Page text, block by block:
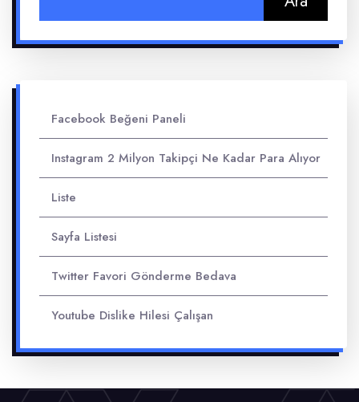
Facebook Beğeni Paneli
Instagram 2 Milyon Takipçi Ne Kadar Para Alıyor
Liste
Sayfa Listesi
Twitter Favori Gönderme Bedava
Youtube Dislike Hilesi Çalışan